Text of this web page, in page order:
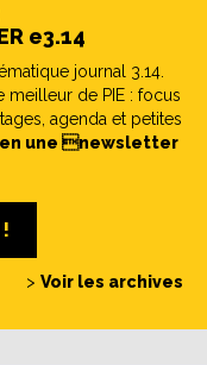
e3.14
journal 3.14.
meilleur de PIE : focus
agenda et petites
en une newsletter
> Voir les archives